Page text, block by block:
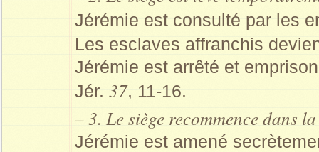
Jérémie est consulté par les
Les esclaves affranchis
Jérémie est arrêté et
Jér. 37, 11-16.
– 3. Le siège recommence dans
Jérémie est amené